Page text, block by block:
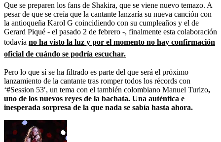
Que se preparen los fans de Shakira, que se viene nuevo temazo. A
pesar de que se creía que la cantante lanzaría su nueva canción con
la antioqueña Karol G coincidiendo con su cumpleaños y el de
Gerard Piqué - el pasado 2 de febrero -, finalmente esta colaboración
todavía no ha visto la luz y por el momento no hay confirmación
oficial de cuándo se podría escuchar.
Pero lo que sí se ha filtrado es parte del que será el próximo
lanzamiento de la cantante tras romper todos los récords con
‘#Session 53′, un tema con el también colombiano Manuel Turizo,
uno de los nuevos reyes de la bachata. Una auténtica e
inesperada sorpresa de la que nada se sabía hasta ahora.